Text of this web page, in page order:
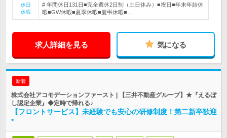
休日
休暇
# 年間休日131日■完全週休2日制（土日休み）■祝日■年末年始休
暇■GW休暇■夏季休暇■慶弔休暇■…
求人詳細を見る 気になる
新着
株式会社アコモデーションファースト | 【三井不動産グループ】★『えるぼ
し認定企業』◆定時で帰れる♪
【フロントサービス】未経験でも安心の研修制度！第二新卒歓迎
*